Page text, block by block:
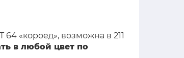
«короед», возможна в 211
в любой цвет по